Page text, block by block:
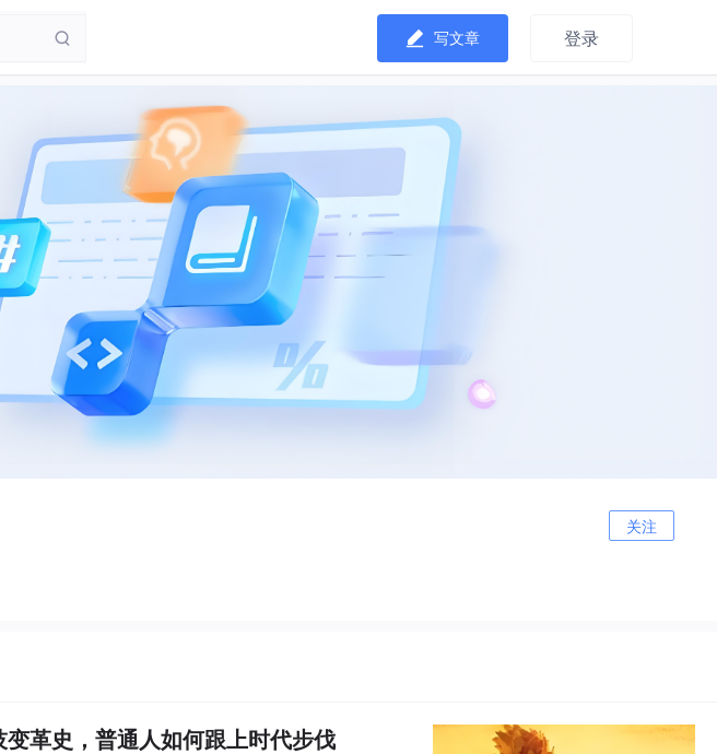
写文章 登录
关注
革史，普通人如何跟上时代步伐